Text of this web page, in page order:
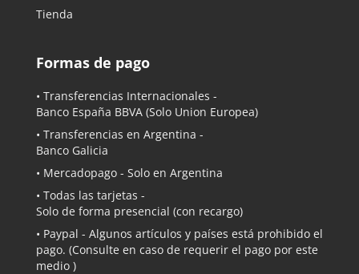
Tienda
Formas de pago
• Transferencias Internacionales -
Banco España BBVA (Solo Union Europea)
• Transferencias en Argentina -
Banco Galicia
• Mercadopago - Solo en Argentina
• Todas las tarjetas -
Solo de forma presencial (con recargo)
• Paypal - Algunos artículos y países está prohibido el
pago. (Consulte en caso de requerir el pago por este
medio )